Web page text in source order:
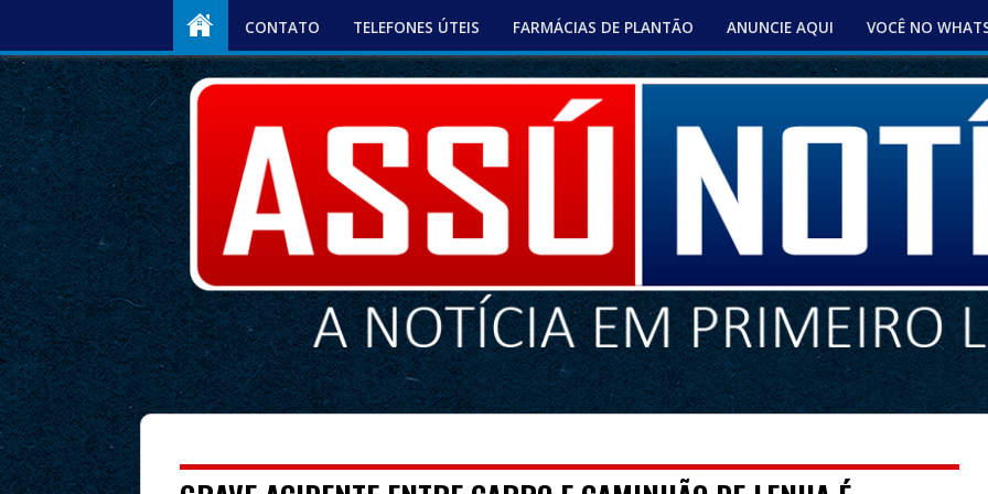
CONTATO TELEFONES ÚTEIS FARMÁCIAS DE PLANTÃO ANUNCIE AQUI VOCÊ NO